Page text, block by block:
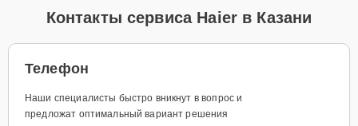
Контакты сервиса Haier в Казани
Телефон
Наши специалисты быстро вникнут в вопрос и
предложат оптимальный вариант решения